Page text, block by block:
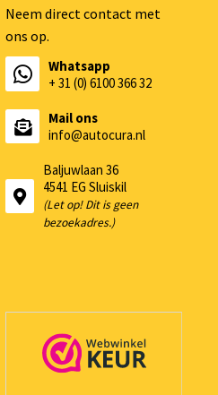
Neem direct contact met
ons op.
Whatsapp
+ 31 (0) 6100 366 32
Mail ons
info@autocura.nl
Baljuwlaan 36
4541 EG Sluiskil
(Let op! Dit is geen
bezoekadres.)